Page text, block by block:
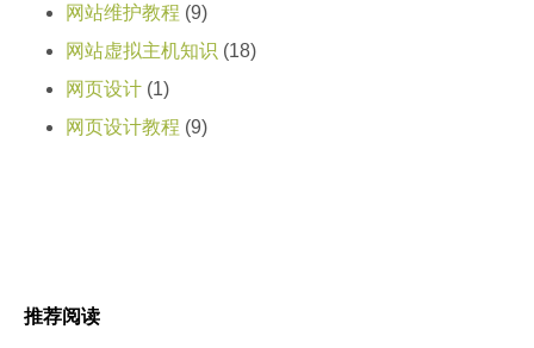
网站维护教程 (9)
网站虚拟主机知识 (18)
网页设计 (1)
网页设计教程 (9)
推荐阅读